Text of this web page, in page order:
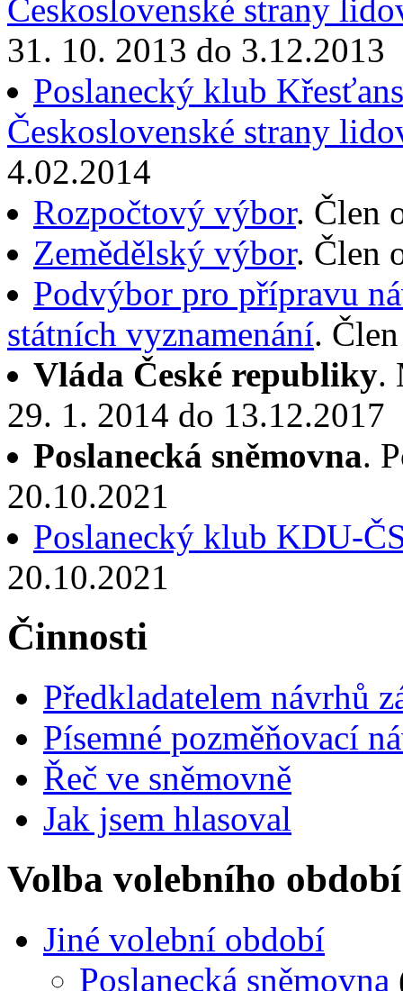
Československé strany
31. 10. 2013 do 3.12.2013
Poslanecký klub
Československé strany
4.02.2014
Rozpočtový výbor. Člen
Zemědělský výbor. Člen
Podvýbor pro přípravu
státních vyznamenání.
Vláda České republiky.
29. 1. 2014 do 13.12.2017
Poslanecká sněmovna.
20.10.2021
Poslanecký klub KDU-
20.10.2021
Činnosti
Předkladatelem návrhů
Písemné pozměňovací
Řeč ve sněmovně
Jak jsem hlasoval
Volba volebního období
Jiné volební období
Poslanecká sněmovna